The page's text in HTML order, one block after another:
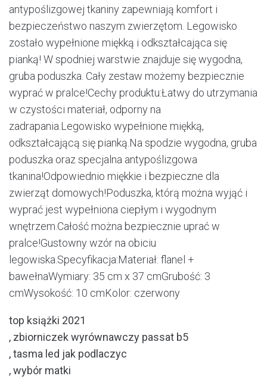
antypoślizgowej tkaniny zapewniają komfort i
bezpieczeństwo naszym zwierzętom. Legowisko
zostało wypełnione miękką i odkształcająca się
pianką! W spodniej warstwie znajduje się wygodna,
gruba poduszka. Cały zestaw możemy bezpiecznie
wyprać w pralce!Cechy produktu:Łatwy do utrzymania
w czystości materiał, odporny na
zadrapania.Legowisko wypełnione miękką,
odkształcającą się pianką.Na spodzie wygodna, gruba
poduszka oraz specjalna antypoślizgowa
tkanina!Odpowiednio miękkie i bezpieczne dla
zwierząt domowych!Poduszka, którą można wyjąć i
wyprać jest wypełniona ciepłym i wygodnym
wnętrzem.Całość można bezpiecznie uprać w
pralce!Gustowny wzór na obiciu
legowiska.Specyfikacja:Materiał: flanel +
bawełnaWymiary: 35 cm x 37 cmGrubość: 3
cmWysokość: 10 cmKolor: czerwony
top książki 2021
, zbiorniczek wyrównawczy passat b5
, tasma led jak podlaczyc
, wybór matki